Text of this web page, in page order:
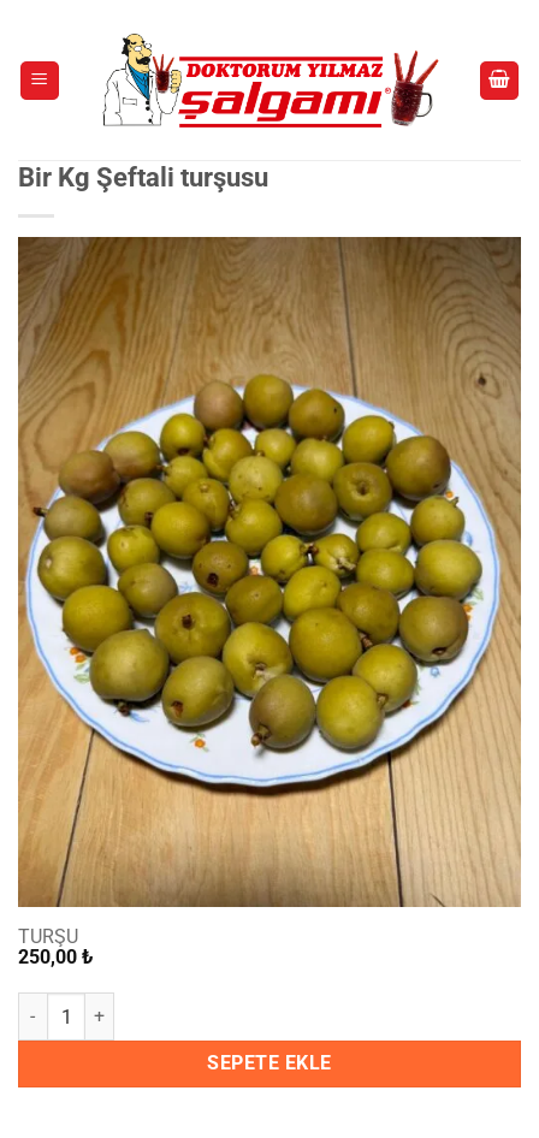
Bir Kg Şeftali turşusu
TURŞU
250,00 ₺
Bir Kg Şeftali turşusu adet
SEPETE EKLE